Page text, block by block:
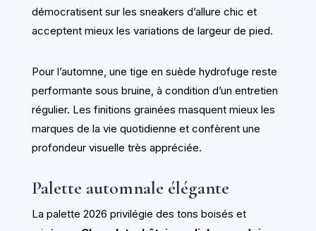
démocratisent sur les sneakers d’allure chic et
acceptent mieux les variations de largeur de pied.
Pour l’automne, une tige en suède hydrofuge reste
performante sous bruine, à condition d’un entretien
régulier. Les finitions grainées masquent mieux les
marques de la vie quotidienne et confèrent une
profondeur visuelle très appréciée.
Palette automnale élégante
La palette 2026 privilégie des tons boisés et